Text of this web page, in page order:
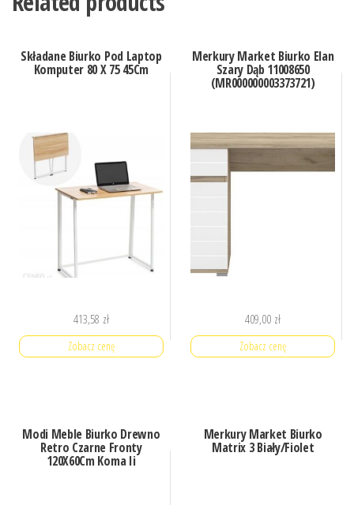
Składane Biurko Pod Laptop
Komputer 80 X 75 45Cm
413,58 zł
Zobacz cenę
Merkury Market Biurko Elan
Szary Dąb 11008650
(MR000000003373721)
409,00 zł
Zobacz cenę
Modi Meble Biurko Drewno
Retro Czarne Fronty
120X60Cm Koma Ii
Merkury Market Biurko
Matrix 3 Biały/Fiolet